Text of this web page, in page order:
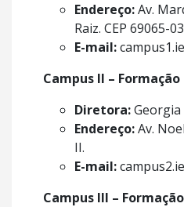
Endereço:Av.
Raiz. CEP 69065-
E-mail:
Campus II –
Diretora:Georgia
Endereço:Av.
II.
E-mail:
Campus III –